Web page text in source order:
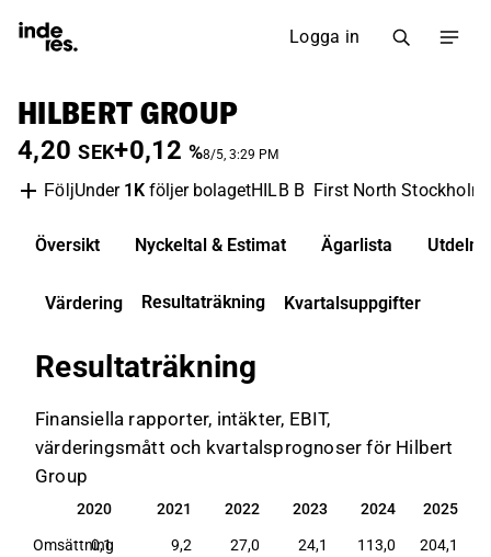
Logga in
HILBERT GROUP
4,20 SEK+0,12 %8/5, 3:29 PM
FöljUnder 1K följer bolagetHILB B First North Stockholm
Översikt Nyckeltal & Estimat Ägarlista
Värdering Resultaträkning Kvartalsuppgifter
Resultaträkning
Finansiella rapporter, intäkter, EBIT,
värderingsmått och kvartalsprognoser för Hilbert
Group
2020 2021 2022 2023 2024 2025
2020 2021 2022 2023 2024 2025
Omsättning
0,1 9,2 27,0 24,1 113,0 204,1